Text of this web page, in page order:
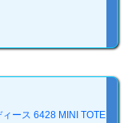
ース 6428 MINI TOTE